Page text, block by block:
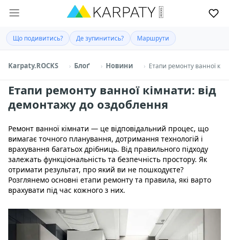
Що подивитись? Де зупинитись? Маршрути
Karpaty.ROCKS Блоґ Новини Етапи ремонту ванної
Етапи ремонту ванної кімнати: від
демонтажу до оздоблення
Ремонт ванної кімнати — це відповідальний процес, що
вимагає точного планування, дотримання технологій і
врахування багатьох дрібниць. Від правильного підходу
залежать функціональність та безпечність простору. Як
отримати результат, про який ви не пошкодуєте?
Розглянемо основні етапи ремонту та правила, які варто
врахувати під час кожного з них.